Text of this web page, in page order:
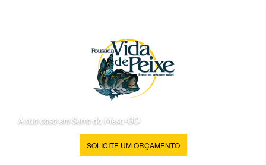
A sua casa em Serra da Mesa-GO
SOLICITE UM ORÇAMENTO